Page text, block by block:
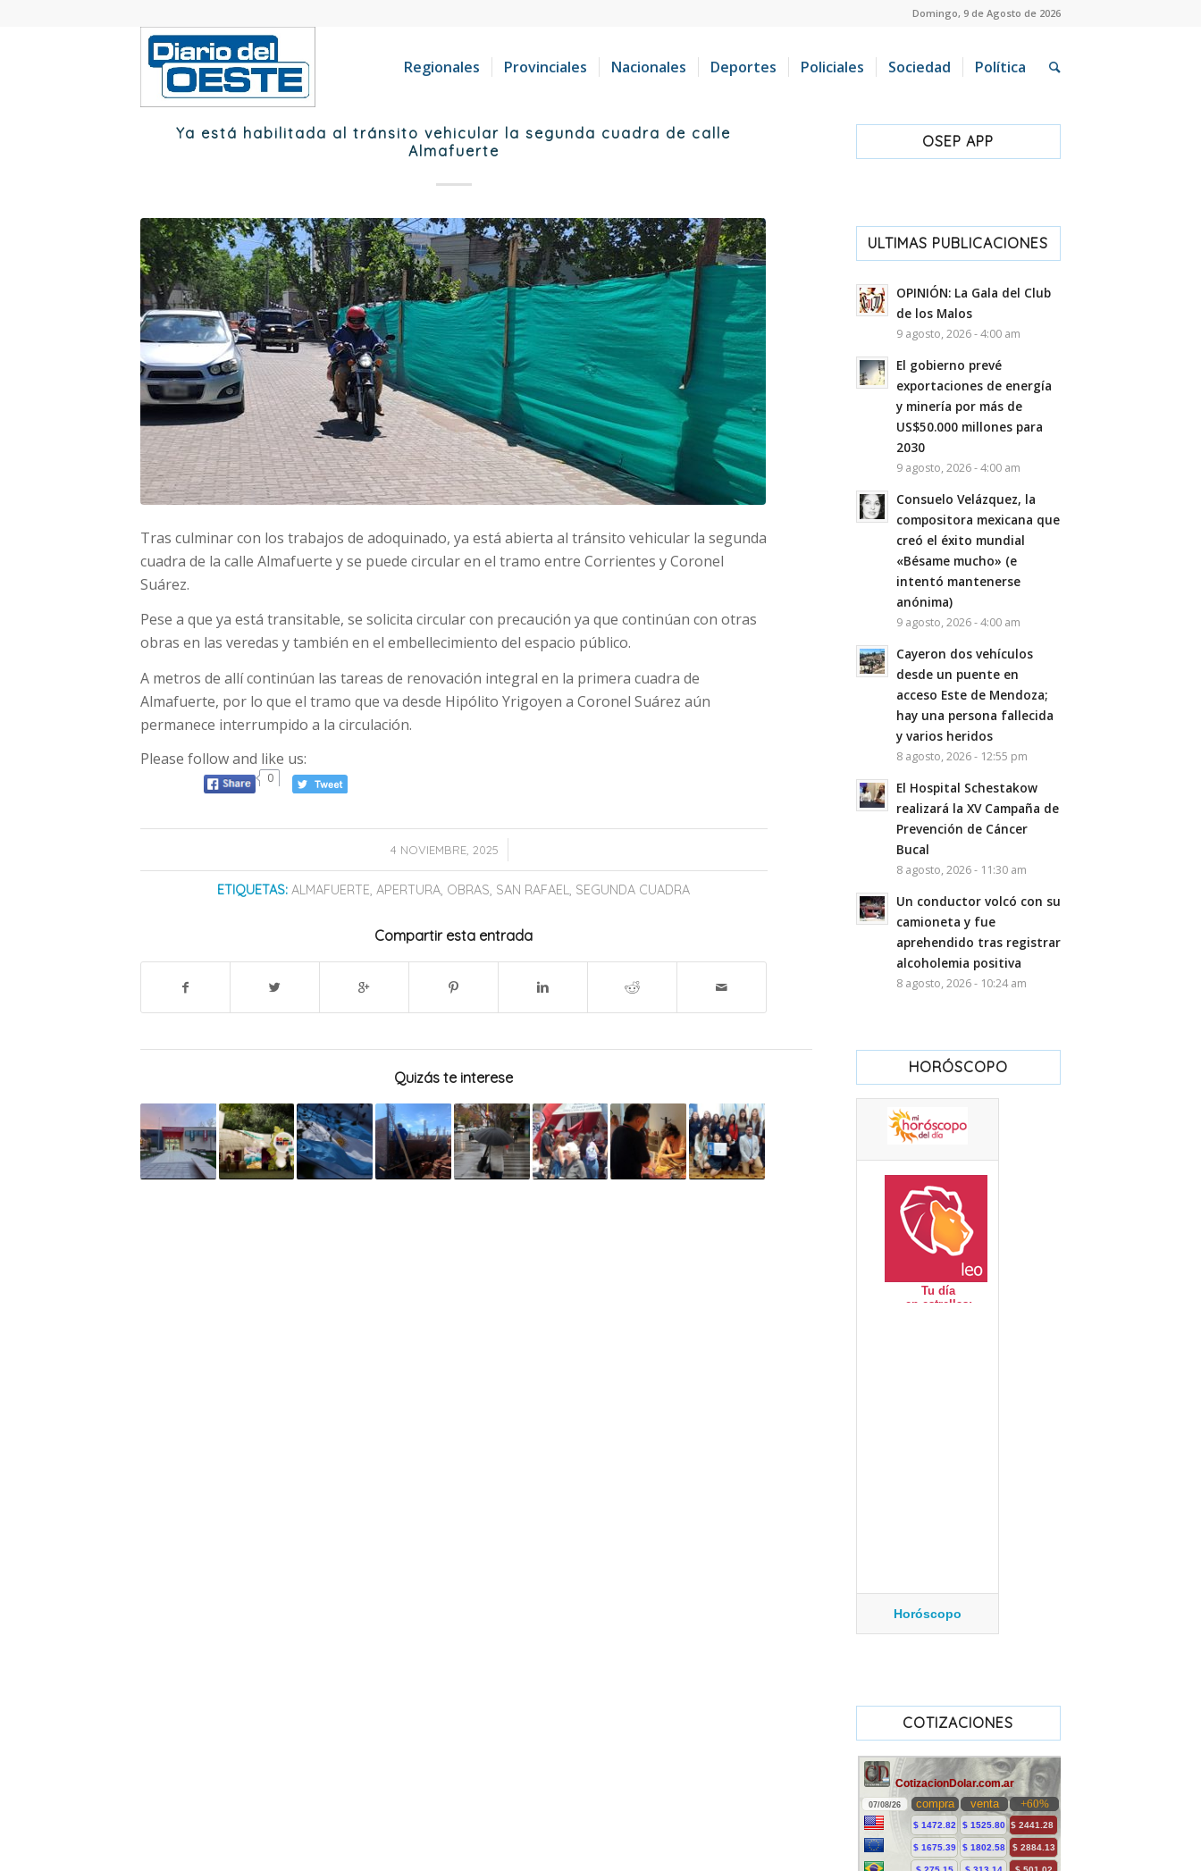
Domingo, 9 de Agosto de 2026
Regionales Provinciales Nacionales Deportes Policiales Sociedad Política
Ya está habilitada al tránsito vehicular la segunda cuadra de calle
Almafuerte
Tras culminar con los trabajos de adoquinado, ya está abierta al tránsito vehicular la segunda
cuadra de la calle Almafuerte y se puede circular en el tramo entre Corrientes y Coronel
Suárez.
Pese a que ya está transitable, se solicita circular con precaución ya que continúan con otras
obras en las veredas y también en el embellecimiento del espacio público.
A metros de allí continúan las tareas de renovación integral en la primera cuadra de
Almafuerte, por lo que el tramo que va desde Hipólito Yrigoyen a Coronel Suárez aún
permanece interrumpido a la circulación.
Please follow and like us:
0
4 NOVIEMBRE, 2025
/
ETIQUETAS: ALMAFUERTE,APERTURA, OBRAS, SAN RAFAEL, SEGUNDA CUADRA
Compartir esta entrada
Quizás te interese
OSEP APP
ULTIMAS PUBLICACIONES
OPINIÓN: La Gala del Club
de los Malos
9 agosto, 2026 - 4:00 am
El gobierno prevé
exportaciones de energía
y minería por más de
US$50.000 millones para
2030
9 agosto, 2026 - 4:00 am
Consuelo Velázquez, la
compositora mexicana que
creó el éxito mundial
«Bésame mucho» (e
intentó mantenerse
anónima)
9 agosto, 2026 - 4:00 am
Cayeron dos vehículos
desde un puente en
acceso Este de Mendoza;
hay una persona fallecida
y varios heridos
8 agosto, 2026 - 12:55 pm
El Hospital Schestakow
realizará la XV Campaña de
Prevención de Cáncer
Bucal
8 agosto, 2026 - 11:30 am
Un conductor volcó con su
camioneta y fue
aprehendido tras registrar
alcoholemia positiva
8 agosto, 2026 - 10:24 am
HORÓSCOPO
Horóscopo
COTIZACIONES